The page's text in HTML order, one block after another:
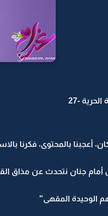
-27
أعجبنا بالمحتوى، فكرنا
جنان نتحدث عن مذاق
الوحيدة المقهى"